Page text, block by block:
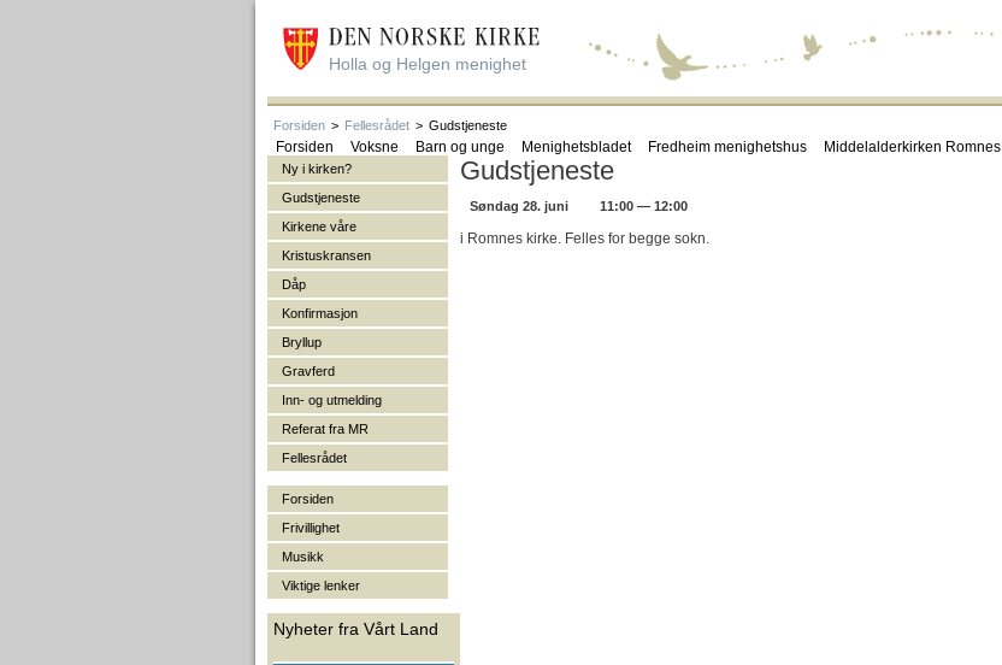
Holla og Helgen menighet
Forsiden > Fellesrådet > Gudstjeneste
Forsiden Voksne Barn og unge Menighetsbladet Fredheim menighetshus Middelalderkirken Romnes
Ny i kirken?
Gudstjeneste
Kirkene våre
Kristuskransen
Dåp
Konfirmasjon
Bryllup
Gravferd
Inn- og utmelding
Referat fra MR
Fellesrådet
Forsiden
Frivillighet
Musikk
Viktige lenker
Nyheter fra Vårt Land
Gudstjeneste
Søndag 28. juni 11:00 — 12:00
i Romnes kirke. Felles for begge sokn.